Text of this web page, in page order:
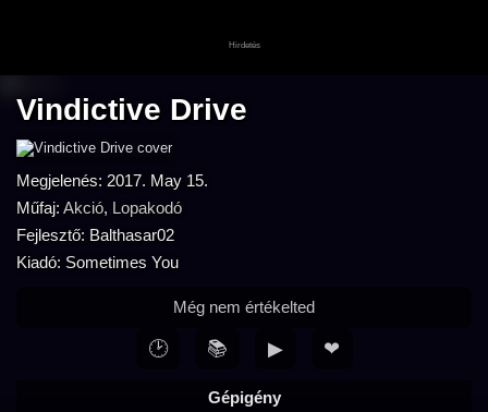
Vindictive Drive
Megjelenés: 2017. May 15.
Műfaj: Akció, Lopakodó
Fejlesztő: Balthasar02
Kiadó: Sometimes You
Gépigény
Még nem értékelted
🕑 📚 ▶ ❤